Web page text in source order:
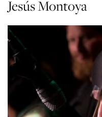
Jesús Montoya